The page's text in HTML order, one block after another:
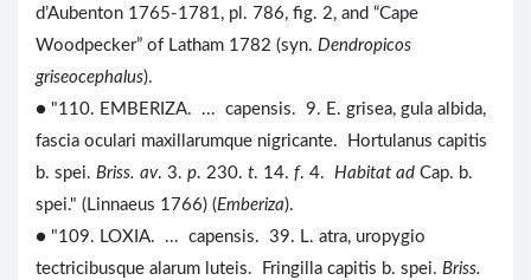
d’Aubenton 1765-1781, pl. 786, fig. 2, and “Cape
Woodpecker” of Latham 1782 (syn. Dendropicos
griseocephalus).
● "110. EMBERIZA. ... capensis. 9. E. grisea, gula albida,
fascia oculari maxillarumque nigricante. Hortulanus capitis
b. spei. Briss. av. 3. p. 230. t. 14. f. 4. Habitat ad Cap. b.
spei." (Linnaeus 1766) (Emberiza).
● "109. LOXIA. ... capensis. 39. L. atra, uropygio
tectricibusque alarum luteis. Fringilla capitis b. spei. Briss.